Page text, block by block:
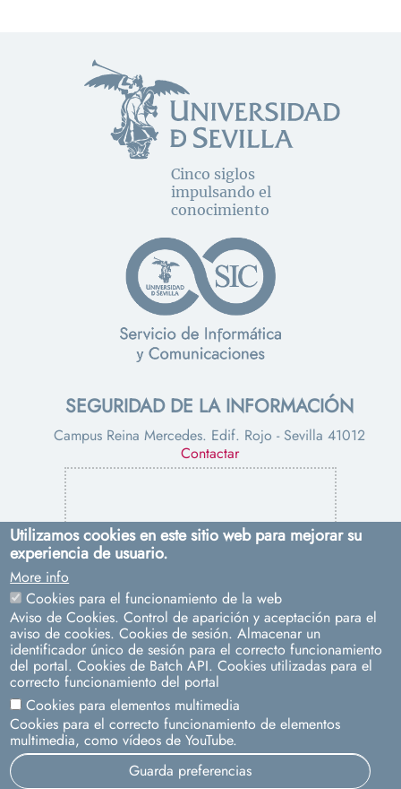
Cinco siglos
impulsando el
conocimiento
SEGURIDAD DE LA INFORMACIÓN
Campus Reina Mercedes. Edif. Rojo - Sevilla 41012
Contactar
PROTECCIÓN DE DATOS
Pabellón de Uruguay. Avda. de Chile, s/n - Sevilla 41013
Contacto:dpd@us.es
Utilizamos cookies en este sitio web para mejorar su
experiencia de usuario.
More info
Cookies para el funcionamiento de la web
Aviso de Cookies. Control de aparición y aceptación para el
aviso de cookies. Cookies de sesión. Almacenar un
identificador único de sesión para el correcto funcionamiento
del portal. Cookies de Batch API. Cookies utilizadas para el
correcto funcionamiento del portal
Cookies para elementos multimedia
Cookies para el correcto funcionamiento de elementos
multimedia, como vídeos de YouTube.
Guarda preferencias